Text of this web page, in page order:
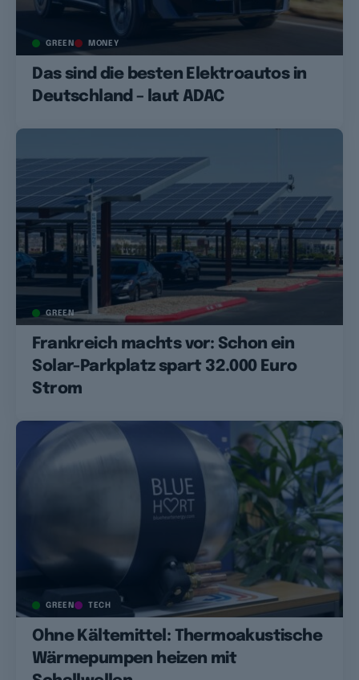
GREEN MONEY
Das sind die besten Elektroautos in
Deutschland – laut ADAC
GREEN
Frankreich machts vor: Schon ein
Solar-Parkplatz spart 32.000 Euro
Strom
GREEN TECH
Ohne Kältemittel: Thermoakustische
Wärmepumpen heizen mit